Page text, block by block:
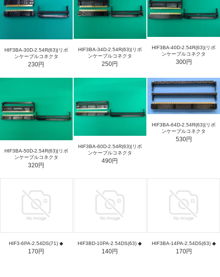
HIF3BA-30D-2.54R(63)|リボ
ンケーブルコネクタ
230円
HIF3BA-34D-2.54R(63)|リボ
ンケーブルコネクタ
250円
HIF3BA-40D-2.54R(63)|リボ
ンケーブルコネクタ
300円
HIF3BA-50D-2.54R(63)|リボ
ンケーブルコネクタ
320円
HIF3BA-60D-2.54R(63)|リボ
ンケーブルコネクタ
490円
HIF3BA-64D-2.54R(63)|リボ
ンケーブルコネクタ
530円
HIF3-6PA-2.54DS(71) ◆
170円
HIF3BD-10PA-2.54DS(63) ◆
140円
HIF3BA-14PA-2.54DS(63) ◆
170円